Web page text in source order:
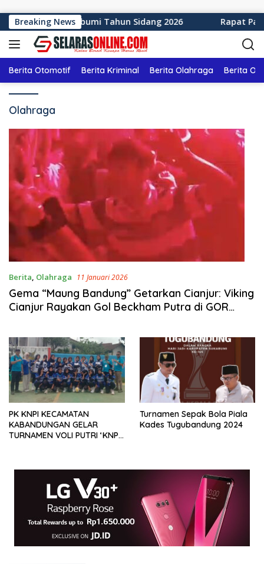
Breaking News
Sukabumi Tahun Sidang 2026 Rapat
Berita Otomotif Berita Kriminal Berita Olahraga Berita
Olahraga
Berita, Olahraga 11 Januari 2026
Gema “Maung Bandung” Getarkan Cianjur: Viking
Cianjur Rayakan Gol Beckham Putra di GOR
PK KNPI KECAMATAN
KABANDUNGAN GELAR
TURNAMEN VOLI PUTRI ‘KNPI
Turnamen Sepak Bola Piala
Kades Tugubandung 2024